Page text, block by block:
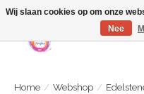
Webshop is geopend maar nog
juli
Home / Webshop /
Wij slaan cookies op om onze
Nee